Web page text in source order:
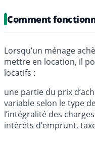
Comment
Lorsqu’un ménage
mettre en location, il
locatifs :
une partie du prix
variable selon le type
l’intégralité des
intérêts d’emprunt,